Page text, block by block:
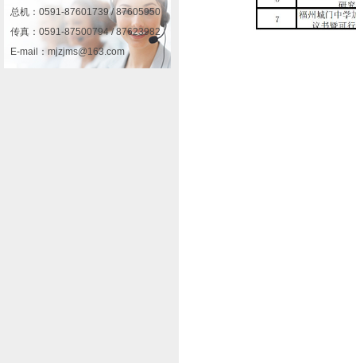
总机：0591-87601739 / 87605950
传真：0591-87500794 / 87623982
E-mail：mjzjms@163.com